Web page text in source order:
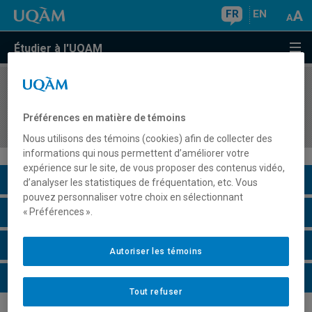
FR EN
Étudier à l'UQAM
COURS//
synthèse
Description du cours
Horaire - Été 2026
Horaire - Automne 2026
Horaire - Hiver 2027
Préférences en matière de témoins
Nous utilisons des témoins (cookies) afin de collecter des
informations qui nous permettent d’améliorer votre
expérience sur le site, de vous proposer des contenus vidéo,
d’analyser les statistiques de fréquentation, etc. Vous
pouvez personnaliser votre choix en sélectionnant
« Préférences ».
Tout refuser
Autoriser les témoins